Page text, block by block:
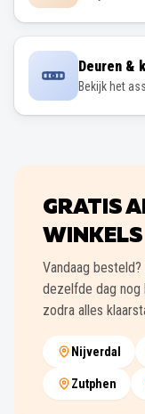
Deuren &
Bekijk het
GRATIS
WINKELS
Vandaag
dezelfde dag nog
zodra alles
Nijverdal
Zutphen